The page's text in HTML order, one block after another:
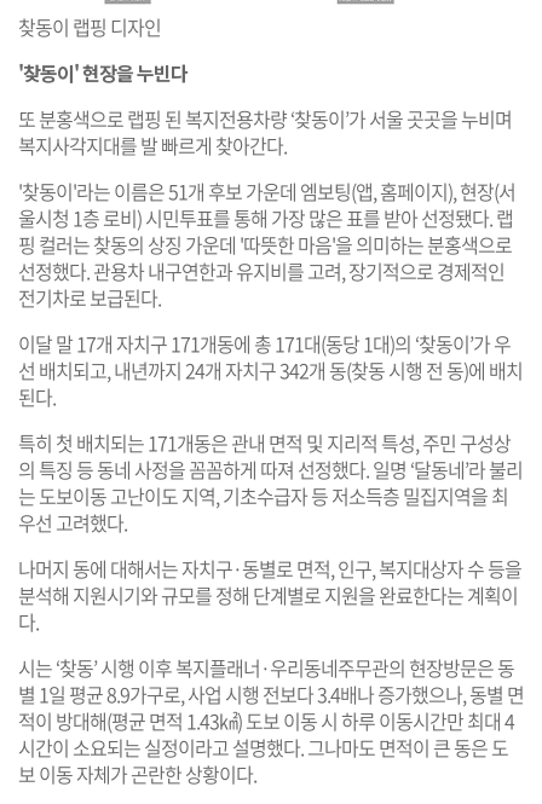
찾동이 랩핑 디자인
'찾동이' 현장을 누빈다
또 분홍색으로 랩핑 된 복지전용차량 ‘찾동이’가 서울 곳곳을 누비며
복지사각지대를 발 빠르게 찾아간다.
'찾동이'라는 이름은 51개 후보 가운데 엠보팅(앱, 홈페이지), 현장(서
울시청 1층 로비) 시민투표를 통해 가장 많은 표를 받아 선정됐다. 랩
핑 컬러는 찾동의 상징 가운데 '따뜻한 마음'을 의미하는 분홍색으로
선정했다. 관용차 내구연한과 유지비를 고려, 장기적으로 경제적인
전기차로 보급된다.
이달 말 17개 자치구 171개동에 총 171대(동당 1대)의 ‘찾동이’가 우
선 배치되고, 내년까지 24개 자치구 342개 동(찾동 시행 전 동)에 배치
된다.
특히 첫 배치되는 171개동은 관내 면적 및 지리적 특성, 주민 구성상
의 특징 등 동네 사정을 꼼꼼하게 따져 선정했다. 일명 ‘달동네’라 불리
는 도보이동 고난이도 지역, 기초수급자 등 저소득층 밀집지역을 최
우선 고려했다.
나머지 동에 대해서는 자치구·동별로 면적, 인구, 복지대상자 수 등을
분석해 지원시기와 규모를 정해 단계별로 지원을 완료한다는 계획이
다.
시는 ‘찾동’ 시행 이후 복지플래너·우리동네주무관의 현장방문은 동
별 1일 평균 8.9가구로, 사업 시행 전보다 3.4배나 증가했으나, 동별 면
적이 방대해(평균 면적 1.43㎢) 도보 이동 시 하루 이동시간만 최대 4
시간이 소요되는 실정이라고 설명했다. 그나마도 면적이 큰 동은 도
보 이동 자체가 곤란한 상황이다.